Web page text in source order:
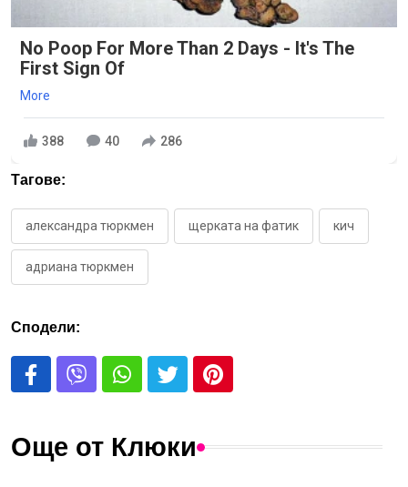
No Poop For More Than 2 Days - It's The
First Sign Of
More
388 40 286
Тагове:
александра тюркмен щерката на фатик кич
адриана тюркмен
Сподели:
Още от Клюки